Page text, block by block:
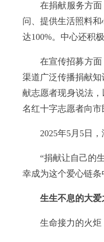
在捐献服务方
问、提供生活照料
达100%。中心还积
在宣传招募方
渠道广泛传播捐献
献志愿者现身说法
名红十字志愿者向
2025年5月5日
“捐献让自己的
幸成为这个爱心链
生生不息的大
生命接力的火